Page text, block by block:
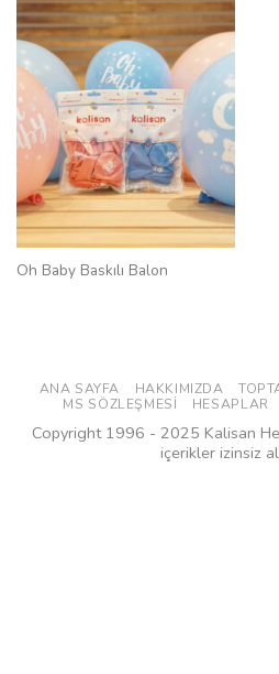
Oh Baby Baskılı Balon
ANA SAYFA HAKKIMIZDA
MS SÖZLEŞMESI
HESAPLAR
Copyright 1996 - 2025 Kalisan
içerikler izinsiz